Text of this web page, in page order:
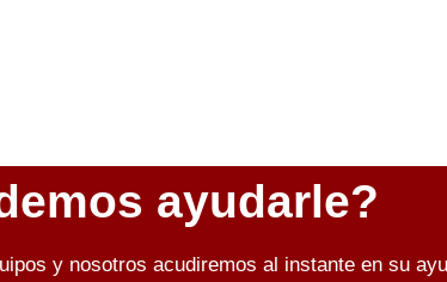
ayudarle?
y nosotros acudiremos al instante en su